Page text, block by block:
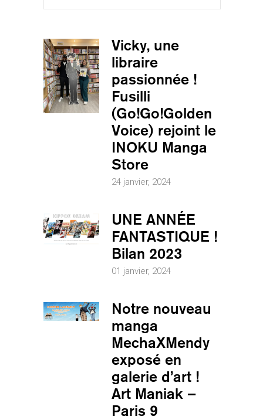
Vicky, une
libraire
passionnée !
Fusilli
(Go!Go!Golden
Voice) rejoint le
INOKU Manga
Store
24 janvier, 2024
UNE ANNÉE
FANTASTIQUE !
Bilan 2023
01 janvier, 2024
Notre nouveau
manga
MechaXMendy
exposé en
galerie d’art !
Art Maniak –
Paris 9